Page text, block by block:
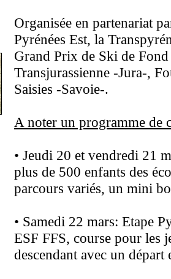
Organisée en partenariat
Pyrénées Est, la
Grand Prix de Ski de Fond
Transjurassienne -Jura-,
Saisies -Savoie-.
A noter un programme de
• Jeudi 20 et vendredi 21
plus de 500 enfants des
parcours variés, un mini
• Samedi 22 mars: Etape
ESF FFS, course pour les
descendant avec un